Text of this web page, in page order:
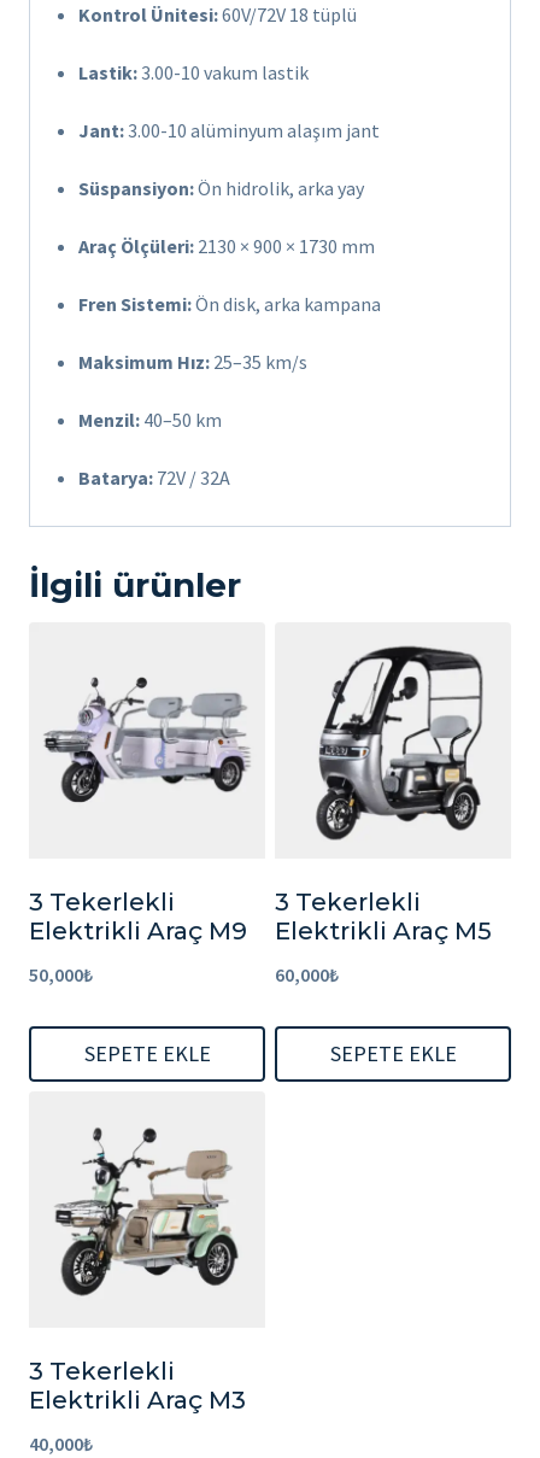
Kontrol Ünitesi:60V/72V 18 tüplü
Lastik:3.00-10 vakum lastik
Jant:3.00-10 alüminyum alaşım jant
Süspansiyon:Ön hidrolik, arka yay
Araç Ölçüleri: 2130 × 900 × 1730 mm
Fren Sistemi:Ön disk, arka kampana
Maksimum Hız: 25–35 km/s
Menzil: 40–50 km
Batarya: 72V / 32A
İlgili ürünler
3 Tekerlekli
Elektrikli Araç M9
50,000₺
SEPETE EKLE
3 Tekerlekli
Elektrikli Araç M5
60,000₺
SEPETE EKLE
3 Tekerlekli
Elektrikli Araç M3
40,000₺